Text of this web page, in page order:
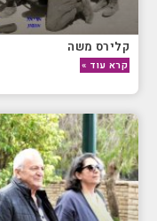
קלירס משה
קרא עוד »